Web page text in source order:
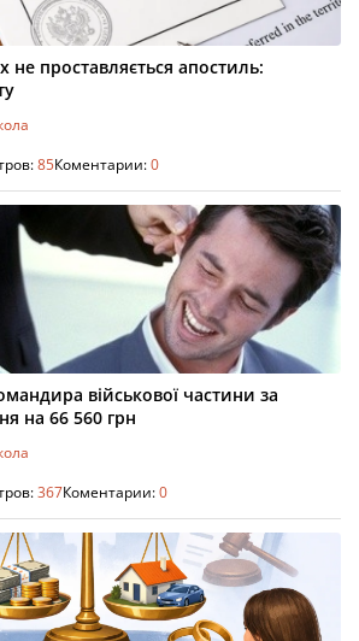
проставляється апостиль:
85Коментарии:0
військової частини за
на 66 560 грн
367Коментарии:0